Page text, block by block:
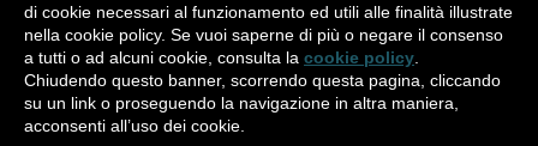
Piccole Pesti Livigno © 2024 Tutti i diritti riservati. -Privacy Policy-Cookie Policy
Made with bySìServices
di cookie necessari al funzionamento ed utili alle finalità illustrate
nella cookie policy. Se vuoi saperne di più o negare il consenso
a tutti o ad alcuni cookie, consulta la cookie policy
Chiudendo questo banner, scorrendo questa pagina, cliccando
su un link o proseguendo la navigazione in altra maniera,
acconsenti all’uso dei cookie.